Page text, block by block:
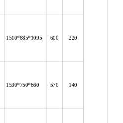
1510*885*1095 600 220
1530*750*860 570 140